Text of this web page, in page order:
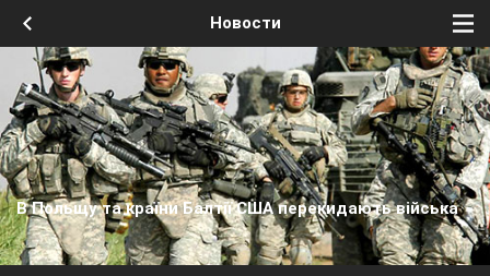
Новости
В Польщу та країни Балтії США перекидають війська